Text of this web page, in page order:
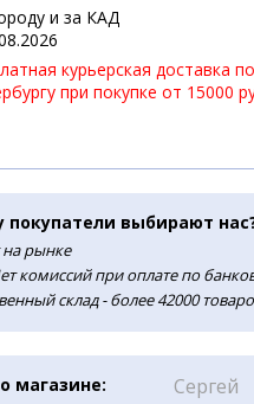
и за КАД
курьерская доставка
при покупке от 15000
покупатели выбирают
на рынке
комиссий при оплате по
склад - более 42000
магазине: Сергей